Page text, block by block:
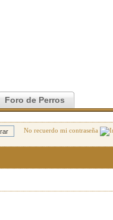
Foro de Perros
No recuerdo mi contraseña